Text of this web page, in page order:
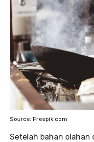
Source: Freepik.com
Setelah bahan olahan